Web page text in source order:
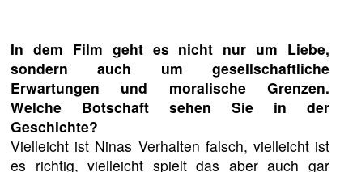
In dem Film geht es nicht nur um Liebe,
sondern auch um gesellschaftliche
Erwartungen und moralische Grenzen.
Welche Botschaft sehen Sie in der
Geschichte?
Vielleicht ist Ninas Verhalten falsch, vielleicht ist
es richtig, vielleicht spielt das aber auch gar